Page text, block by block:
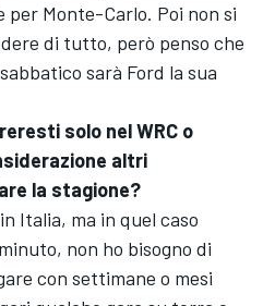
Monte-Carlo. Poi non si
di tutto, però penso che
sarà Ford la sua
solo nel WRC o
altri
la stagione?
Italia, ma in quel caso
non ho bisogno di
con settimane o mesi